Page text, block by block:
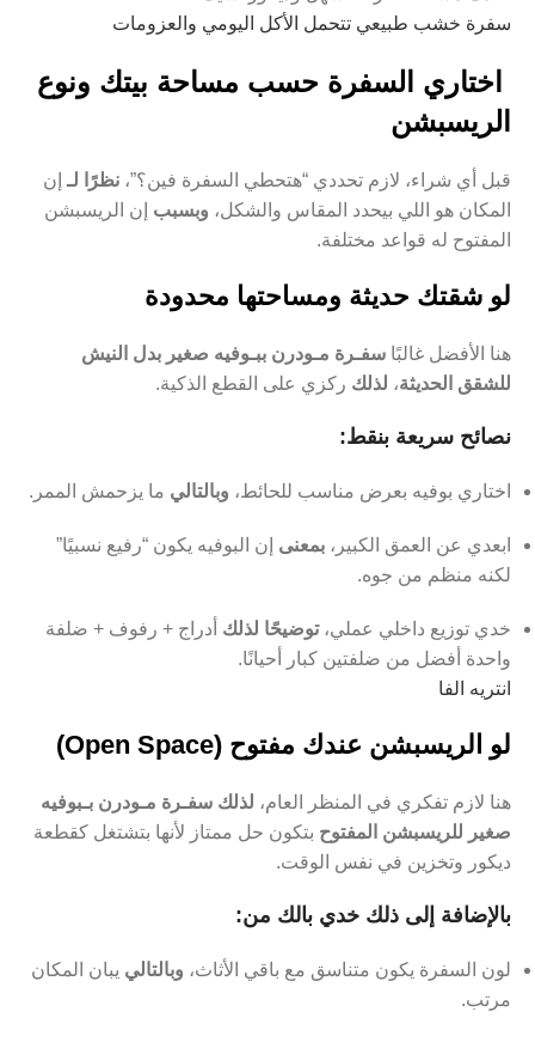
سفرة خشب طبيعي تتحمل الأكل اليومي والعزومات
اختاري السفرة حسب مساحة بيتك ونوع
الريسبشن
قبل أي شراء، لازم تحددي “هتحطي السفرة فين؟”، نظرًا لـ إن
المكان هو اللي بيحدد المقاس والشكل، وبسبب إن الريسبشن
المفتوح له قواعد مختلفة.
لو شقتك حديثة ومساحتها محدودة
هنا الأفضل غالبًا سفـرة مـودرن ببـوفيه صغير بدل النيش
للشقق الحديثة، لذلك ركزي على القطع الذكية.
نصائح سريعة بنقط:
اختاري بوفيه بعرض مناسب للحائط، وبالتالي ما يزحمش الممر.
ابعدي عن العمق الكبير، بمعنى إن البوفيه يكون “رفيع نسبيًا”
لكنه منظم من جوه.
خدي توزيع داخلي عملي،توضيحًا لذلك أدراج + رفوف + ضلفة
واحدة أفضل من ضلفتين كبار أحيانًا.
انتريه الفا
لو الريسبشن عندك مفتوح (Open Space)
هنا لازم تفكري في المنظر العام، لذلك سفـرة مـودرن بـبوفيه
صغير للريسبشن المفتوح بتكون حل ممتاز لأنها بتشتغل كقطعة
ديكور وتخزين في نفس الوقت.
بالإضافة إلى ذلك خدي بالك من:
لون السفرة يكون متناسق مع باقي الأثاث، وبالتالي يبان المكان
مرتب.